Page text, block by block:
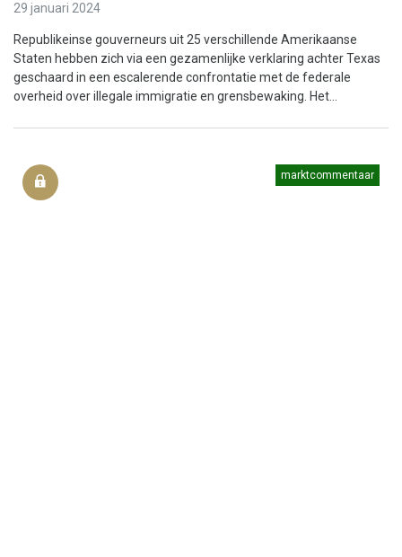
29 januari 2024
Republikeinse gouverneurs uit 25 verschillende Amerikaanse
Staten hebben zich via een gezamenlijke verklaring achter Texas
geschaard in een escalerende confrontatie met de federale
overheid over illegale immigratie en grensbewaking. Het...
marktcommentaar